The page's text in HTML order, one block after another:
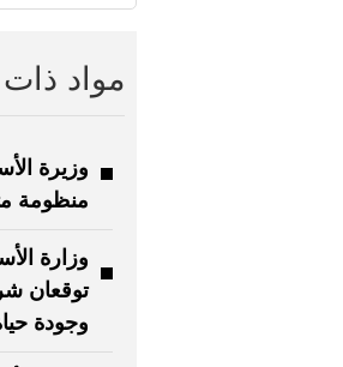
مواد ذات
وزيرة
منظومة
وزارة
توقعان
وجودة